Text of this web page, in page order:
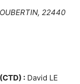
22440
: David LE